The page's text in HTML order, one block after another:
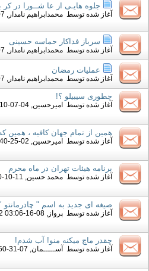
جلوه هايـی از عا شــورا در کر
آغاز شده توسط محمدابراهیم نامدار , 07-13-2013 04:59 PM
سرباز فداكار حماسه حسينی
آغاز شده توسط محمدابراهیم نامدار , 07-13-2013 03:41 PM
عملیات رمضان
آغاز شده توسط محمدابراهیم نامدار , 07-13-2013 03:25 PM
چطوری سیبیلو ؟!
آغاز شده توسط امیرحسین, 04-07-2013 06:10 PM
همین از تمام جهان کافیه ،
آغاز شده توسط امیرحسین
برنامه هیئات تهران در ماه محرم
آغاز شده توسط محمد حسین, 11-10-2012 07:40 PM
صیغه ای جدید به اسم " چادرمانتو
آغاز شده توسط پرواز
چقدر ماچ ميكنه منو! آب شدم!
آغاز شده توسط آســـــمان, 07-31-2012 11:50 AM